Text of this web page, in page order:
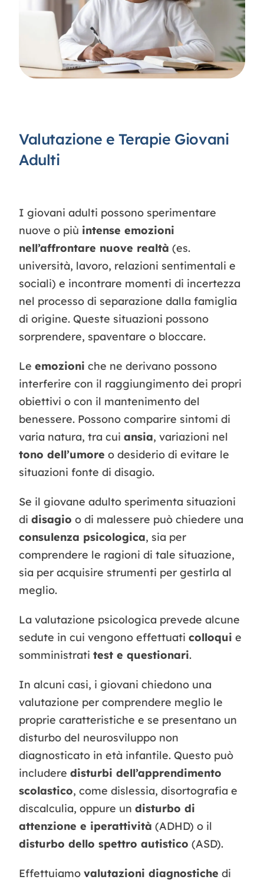
Contatti
Valutazione e Terapie Giovani
Adulti
I giovani adulti possono sperimentare
nuove o più intense emozioni
nell’affrontare nuove realtà (es.
università, lavoro, relazioni sentimentali e
sociali) e incontrare momenti di incertezza
nel processo di separazione dalla famiglia
di origine. Queste situazioni possono
sorprendere, spaventare o bloccare.
Le emozioni che ne derivano possono
interferire con il raggiungimento dei propri
obiettivi o con il mantenimento del
benessere. Possono comparire sintomi di
varia natura, tra cui ansia, variazioni nel
tono dell’umore o desiderio di evitare le
situazioni fonte di disagio.
Se il giovane adulto sperimenta situazioni
di disagio o di malessere può chiedere una
consulenza psicologica, sia per
comprendere le ragioni di tale situazione,
sia per acquisire strumenti per gestirla al
meglio.
La valutazione psicologica prevede alcune
sedute in cui vengono effettuati colloqui e
somministrati test e questionari.
In alcuni casi, i giovani chiedono una
valutazione per comprendere meglio le
proprie caratteristiche e se presentano un
disturbo del neurosviluppo non
diagnosticato in età infantile. Questo può
includere disturbi dell’apprendimento
scolastico, come dislessia, disortografia e
discalculia, oppure un disturbo di
attenzione e iperattività (ADHD) o il
disturbo dello spettro autistico (ASD).
Effettuiamo valutazioni diagnostiche di